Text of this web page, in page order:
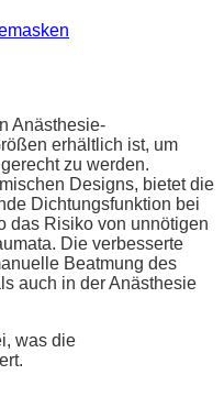
Anästhesie-
erhältlich ist, um
zu werden.
Designs, bietet die
Dichtungsfunktion bei
das Risiko von unnötigen
Die verbesserte
Beatmung des
auch in der Anästhesie
was die